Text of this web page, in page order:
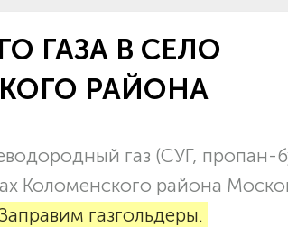
ГАЗА В СЕЛО
РАЙОНА
газ (СУГ, пропан-
Коломенского района
газгольдеры.